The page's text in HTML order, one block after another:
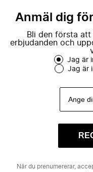
Anmäl dig
Bli den första
erbjudanden och
Jag är
Jag är
När du prenumererar,